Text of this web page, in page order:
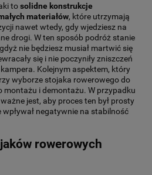
tosolidne konstrukcje
materiałów, które utrzymają
nawet wtedy, gdy wjedziesz na
drogi. W ten sposób podróż stanie
nie będziesz musiał martwić się
się i nie poczyniły zniszczeń
Kolejnym aspektem, który
wyborze stojaka rowerowego do
montażu i demontażu. W przypadku
jest, aby proces ten był prosty
wpływał negatywnie na stabilność
rowerowych